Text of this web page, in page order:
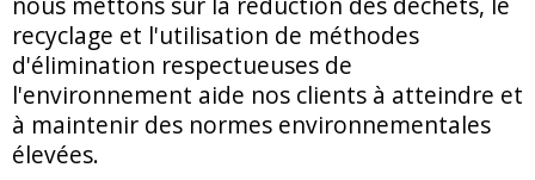
recyclage et l'utilisation de méthodes
d'élimination respectueuses de
l'environnement aide nos clients à atteindre et
à maintenir des normes environnementales
élevées.